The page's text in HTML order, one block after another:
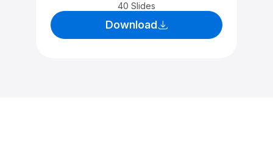
40 Slides
Download